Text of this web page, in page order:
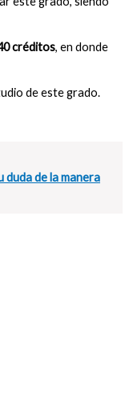
créditos, en donde
de este grado.
duda de la manera